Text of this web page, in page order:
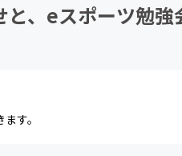
、eスポーツ勉
す。